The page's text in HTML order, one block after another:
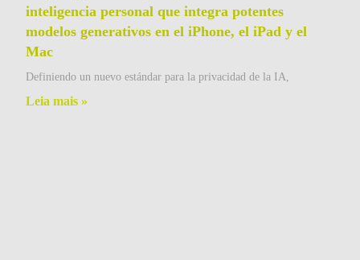
inteligencia personal que integra potentes
modelos generativos en el iPhone, el iPad y el
Mac
Definiendo un nuevo estándar para la privacidad de la IA,
Leia mais »